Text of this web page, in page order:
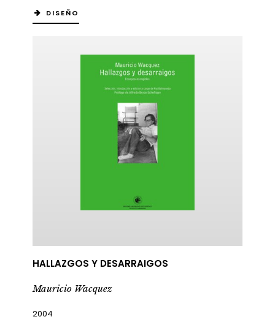
DISEÑO
HALLAZGOS Y DESARRAIGOS
Mauricio Wacquez
2004